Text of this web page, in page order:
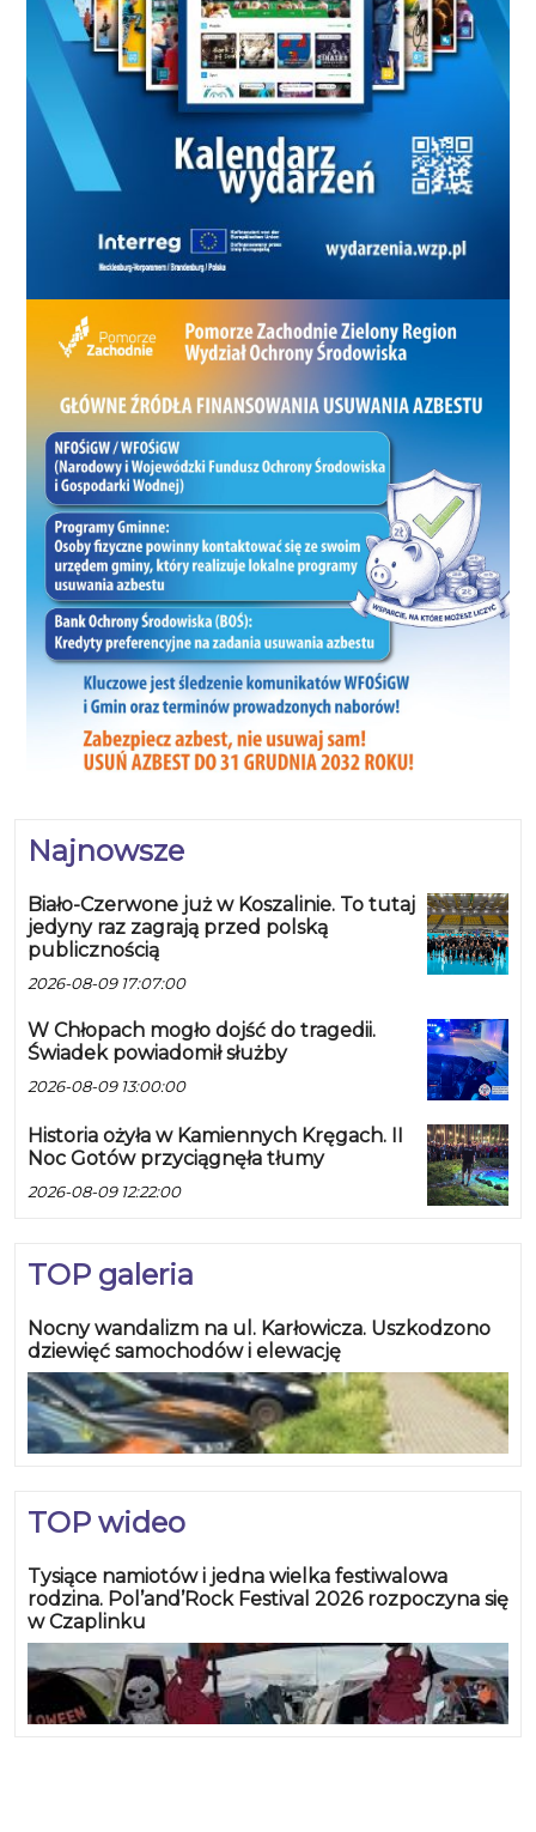
Najnowsze
Biało-Czerwone już w Koszalinie. To tutaj
jedyny raz zagrają przed polską
publicznością
2026-08-09 17:07:00
W Chłopach mogło dojść do tragedii.
Świadek powiadomił służby
2026-08-09 13:00:00
Historia ożyła w Kamiennych Kręgach. II
Noc Gotów przyciągnęła tłumy
2026-08-09 12:22:00
TOP galeria
Nocny wandalizm na ul. Karłowicza. Uszkodzono
dziewięć samochodów i elewację
TOP wideo
Tysiące namiotów i jedna wielka festiwalowa
rodzina. Pol’and’Rock Festival 2026 rozpoczyna się
w Czaplinku